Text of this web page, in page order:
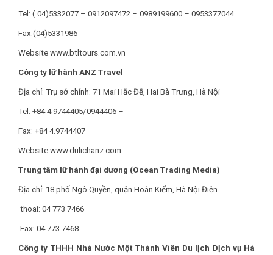
Tel: ( 04)5332077 – 0912097472 – 0989199600 – 0953377044.
Fax:(04)5331986
Website www.btltours.com.vn
Công ty lữ hành ANZ Travel
Địa chỉ: Trụ sở chính: 71 Mai Hắc Đế, Hai Bà Trưng, Hà Nội
Tel: +84 4.9744405/0944406 –
Fax: +84 4.9744407
Website www.dulichanz.com
Trung tâm lữ hành đại dương (Ocean Trading Media)
Địa chỉ: 18 phố Ngô Quyền, quận Hoàn Kiếm, Hà Nội Điện
thoai: 04 773 7466 –
Fax: 04 773 7468
Công ty THHH Nhà Nước Một Thành Viên Du lịch Dịch vụ Hà